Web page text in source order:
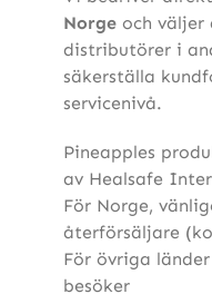
Norge och väljer
distributörer i
säkerställa
servicenivå.
Pineapples
av Healsafe
För Norge,
återförsäljare
För övriga
besöker